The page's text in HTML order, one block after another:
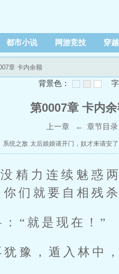
都市小说 网游竞技 穿
章 卡内余额
背景色：
第0007章 卡内余
上一章 ← 章节目录
系统之敌 太后娘娘请开门，奴才来请安了
精力连续魅惑
们就要自相残
“就是现在！”
豫，遁入林中